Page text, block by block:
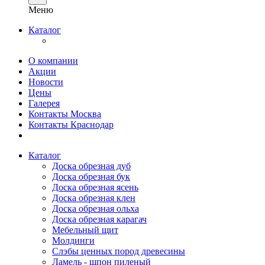
Меню
Каталог
О компании
Акции
Новости
Цены
Галерея
Контакты Москва
Контакты Краснодар
Каталог
Доска обрезная дуб
Доска обрезная бук
Доска обрезная ясень
Доска обрезная клен
Доска обрезная ольха
Доска обрезная карагач
Мебельный щит
Молдинги
Слэбы ценных пород древесины
Ламель - шпон пиленый